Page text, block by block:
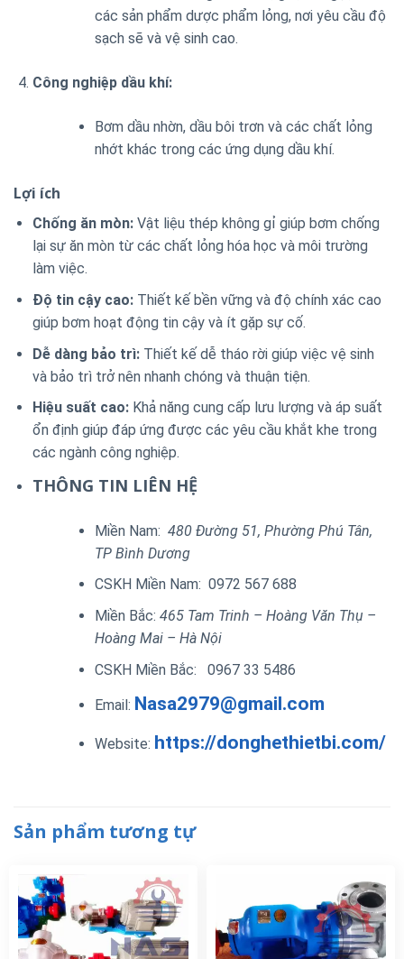
các sản phẩm dược phẩm lỏng, nơi yêu cầu độ
sạch sẽ và vệ sinh cao.
Công nghiệp dầu khí:
Bơm dầu nhờn, dầu bôi trơn và các chất lỏng
nhớt khác trong các ứng dụng dầu khí.
Lợi ích
Chống ăn mòn:Vật liệu thép không gỉ giúp bơm chống
lại sự ăn mòn từ các chất lỏng hóa học và môi trường
làm việc.
Độ tin cậy cao:Thiết kế bền vững và độ chính xác cao
giúp bơm hoạt động tin cậy và ít gặp sự cố.
Dễ dàng bảo trì:Thiết kế dễ tháo rời giúp việc vệ sinh
và bảo trì trở nên nhanh chóng và thuận tiện.
Hiệu suất cao:Khả năng cung cấp lưu lượng và áp suất
ổn định giúp đáp ứng được các yêu cầu khắt khe trong
các ngành công nghiệp.
THÔNG TIN LIÊN HỆ
Miền Nam: 480 Đường 51, Phường Phú Tân,
TP Bình Dương
CSKH Miền Nam: 0972 567 688
Miền Bắc: 465 Tam Trinh – Hoàng Văn Thụ –
Hoàng Mai – Hà Nội
CSKH Miền Bắc: 0967 33 5486
Email: Nasa2979@gmail.com
Website: https://donghethietbi.com/
Sản phẩm tương tự